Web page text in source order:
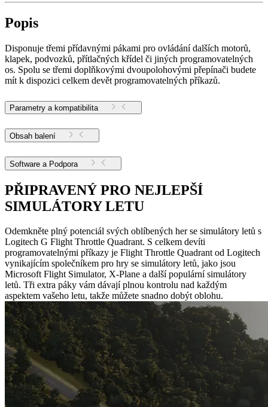
Popis
Disponuje třemi přídavnými pákami pro ovládání dalších motorů,
klapek, podvozků, přítlačných křídel či jiných programovatelných
os. Spolu se třemi doplňkovými dvoupolohovými přepínači budete
mít k dispozici celkem devět programovatelných příkazů.
Parametry a kompatibilita
Obsah balení
Software a Podpora
PŘIPRAVENÝ PRO NEJLEPŠÍ
SIMULÁTORY LETU
Odemkněte plný potenciál svých oblíbených her se simulátory letů s
Logitech G Flight Throttle Quadrant. S celkem devíti
programovatelnými příkazy je Flight Throttle Quadrant od Logitech
vynikajícím společníkem pro hry se simulátory letů, jako jsou
Microsoft Flight Simulator, X-Plane a další populární simulátory
letů. Tři extra páky vám dávají plnou kontrolu nad každým
aspektem vašeho letu, takže můžete snadno dobýt oblohu.